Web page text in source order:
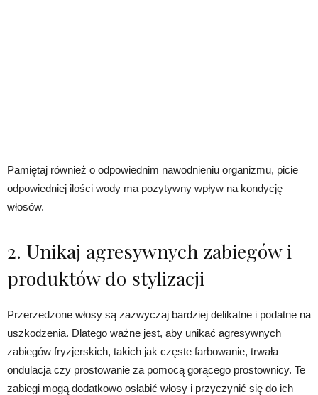
Pamiętaj również o odpowiednim nawodnieniu organizmu, picie
odpowiedniej ilości wody ma pozytywny wpływ na kondycję
włosów.
2. Unikaj agresywnych zabiegów i
produktów do stylizacji
Przerzedzone włosy są zazwyczaj bardziej delikatne i podatne na
uszkodzenia. Dlatego ważne jest, aby unikać agresywnych
zabiegów fryzjerskich, takich jak częste farbowanie, trwała
ondulacja czy prostowanie za pomocą gorącego prostownicy. Te
zabiegi mogą dodatkowo osłabić włosy i przyczynić się do ich